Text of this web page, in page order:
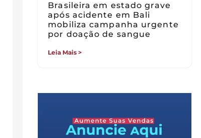
Brasileira em estado grave
após acidente em Bali
mobiliza campanha urgente
por doação de sangue
Leia Mais >